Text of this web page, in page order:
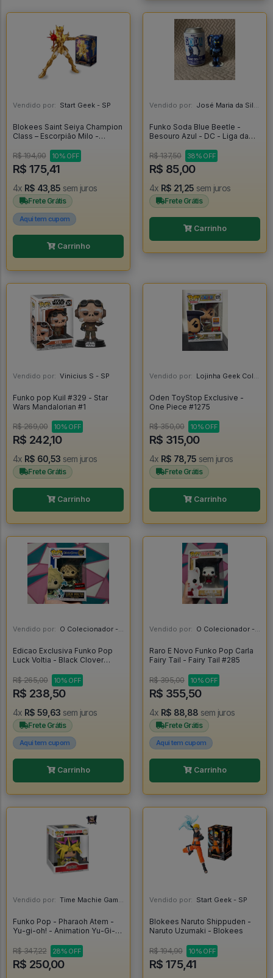
Vendido por: Start Geek - SP
Blokees Saint Seiya Champion
Class – Escorpião Milo -
R$ 194,90
10% OFF
R$ 175,41
4x R$ 43,85 sem juros
Frete Grátis
Aqui tem cupom
Carrinho
Vendido por: José Maria da Silva Junior - AL
Funko Soda Blue Beetle -
Besouro Azul - DC - Liga da
R$ 137,50
38% OFF
R$ 85,00
4x R$ 21,25 sem juros
Frete Grátis
Carrinho
Vendido por: Vinicius S - SP
Funko pop Kuil #329 - Star
Wars Mandalorian #1
R$ 269,00 10% OFF
R$ 242,10
4x R$ 60,53 sem juros
Frete Grátis
Carrinho
Vendido por: Lojinha Geek Colecionáveis - DF
Oden ToyStop Exclusive -
One Piece #1275
R$ 350,00 10% OFF
R$ 315,00
4x R$ 78,75 sem juros
Frete Grátis
Carrinho
Vendido por: O Colecionador - SP
Edicao Exclusiva Funko Pop
Luck Voltia - Black Clover
R$ 265,00
10% OFF
R$ 238,50
4x R$ 59,63 sem juros
Frete Grátis
Aqui tem cupom
Carrinho
Vendido por: O Colecionador - SP
Raro E Novo Funko Pop Carla
Fairy Tail - Fairy Tail #285
R$ 395,00 10% OFF
R$ 355,50
4x R$ 88,88 sem juros
Frete Grátis
Aqui tem cupom
Carrinho
Vendido por: Time Machie Games | Nerd Store - SP
Funko Pop - Pharaoh Atem -
Yu-gi-oh! - Animation Yu-Gi-
R$ 347,22
28% OFF
R$ 250,00
Vendido por: Start Geek - SP
Blokees Naruto Shippuden -
Naruto Uzumaki - Blokees
R$ 194,90 10% OFF
R$ 175,41